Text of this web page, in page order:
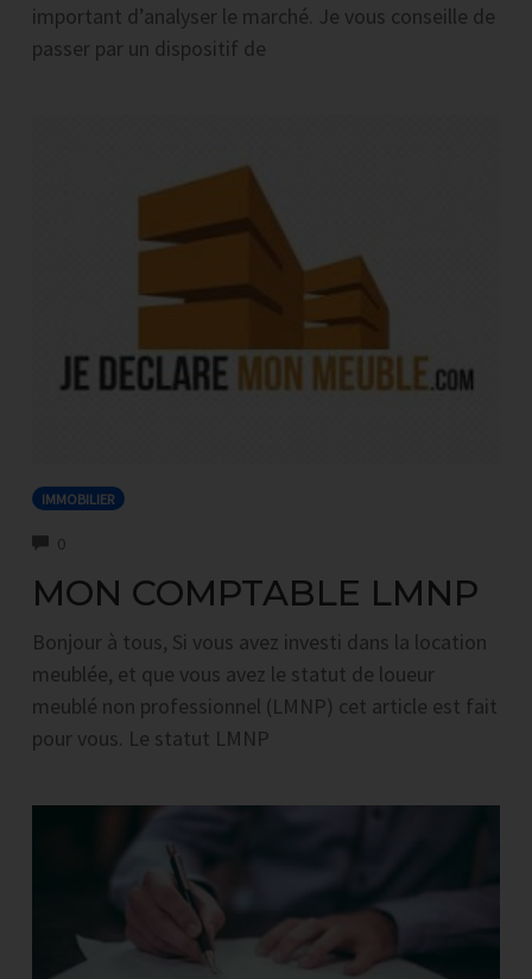
important d’analyser le marché. Je vous conseille de
passer par un dispositif de
IMMOBILIER
0COMMENTS
MON COMPTABLE LMNP
Bonjour à tous, Si vous avez investi dans la location
meublée, et que vous avez le statut de loueur
meublé non professionnel (LMNP) cet article est fait
pour vous. Le statut LMNP